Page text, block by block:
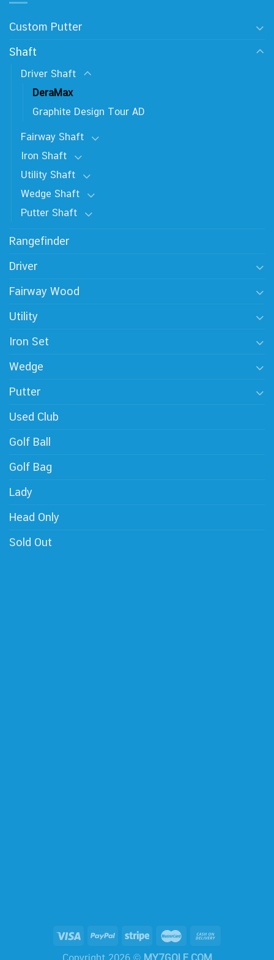
Custom Putter
Shaft
Driver Shaft
DeraMax
Graphite Design Tour AD
Fairway Shaft
Iron Shaft
Utility Shaft
Wedge Shaft
Putter Shaft
Rangefinder
Driver
Fairway Wood
Utility
Iron Set
Wedge
Putter
Used Club
Golf Ball
Golf Bag
Lady
Head Only
Sold Out